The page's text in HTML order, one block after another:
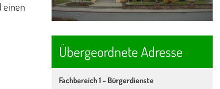
einen
Übergeordnete Adresse
Fachbereich 1 - Bürgerdienste